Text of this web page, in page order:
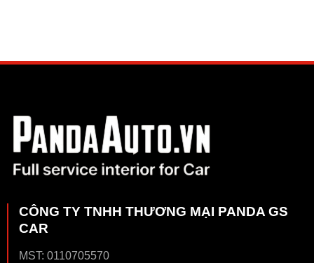
CÔNG TY TNHH THƯƠNG MẠI PANDA GS
CAR
MST: 0110705570